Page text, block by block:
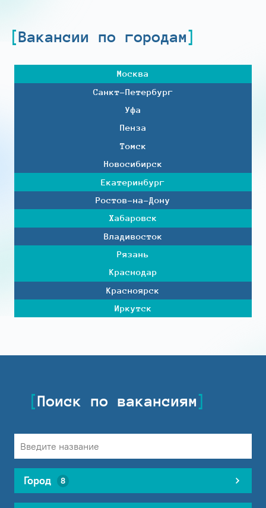
Вакансии по городам
Москва
Санкт-Петербург
Уфа
Пенза
Томск
Новосибирск
Екатеринбург
Ростов-на-Дону
Хабаровск
Владивосток
Рязань
Краснодар
Красноярск
Иркутск
Поиск по вакансиям
Город 8